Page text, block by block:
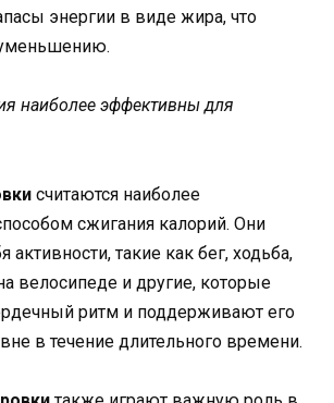
энергии в виде жира, что
наиболее эффективны для
считаются наиболее
сжигания калорий. Они
такие как бег, ходьба,
велосипеде и другие, которые
ритм и поддерживают его
в течение длительного времени.